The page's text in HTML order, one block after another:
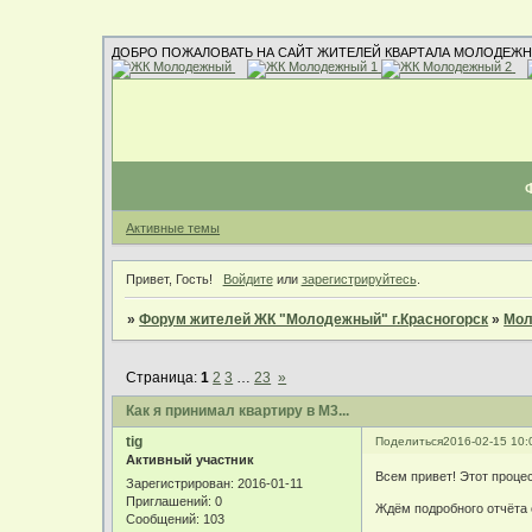
ДОБРО ПОЖАЛОВАТЬ НА САЙТ ЖИТЕЛЕЙ КВАРТАЛА
Активные темы
Привет, Гость! Войдитеили зарегистрируйтесь.
»Форум жителей ЖК "Молодежный" г.Красногорск »
Как я принимал квартиру в М3...
Страница:1 2 3 23 »
Поделиться2016-02-15
tig
Активный участник
Зарегистрирован: 2016-01-11
Приглашений: 0
Сообщений: 103
Всем привет! Этот
Ждём подробного